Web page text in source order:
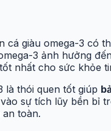
cá giàu omega-3 có
3 ảnh hưởng
nhất cho sức khỏe
là thói quen tốt giúp
sự tích lũy bền bỉ
toàn.